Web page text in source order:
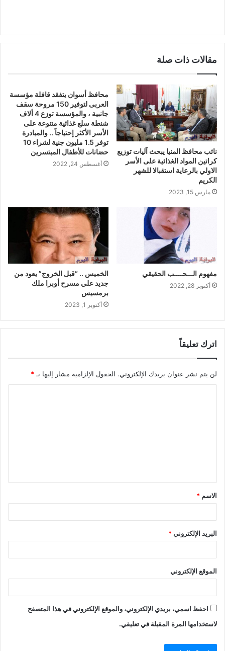
مقالات ذات صلة
نائب محافظ المنيا يبحث آليات توزيع
كراتين المواد الغذائية على الأسر
الاولي بالرعاية استقبالا للشهر
الكريم
مارس 15, 2023
محافظ أسوان يتفقد قافلة مؤسسة
العربى لتوفير 150 مروحة سقف
جانبية ، والمؤسسة توزع 4 ألاف
شنطة سلع غذائية متنوعة على
الأسر الأكثر إحتياجاً .. والمبادرة
توفر 1.5 مليون جنية لشراء 10
حضانات للأطفال المبتسرين
أغسطس 24, 2022
مفهوم الـــحــــب الحقيقي
أكتوبر 28, 2022
الخميس .. “قبل الخروج” يعود من
جديد علي مسرح أوبرا ملك
برمسيس
أكتوبر 1, 2023
اترك تعليقاً
لن يتم نشر عنوان بريدك الإلكتروني. الحقول الإلزامية مشار إليها بـ*
ق
*
الاسم *
البريد الإلكتروني*
الموقع الإلكتروني
احفظ اسمي، بريدي الإلكتروني، والموقع الإلكتروني في هذا المتصفح
لاستخدامها المرة المقبلة في تعليقي.